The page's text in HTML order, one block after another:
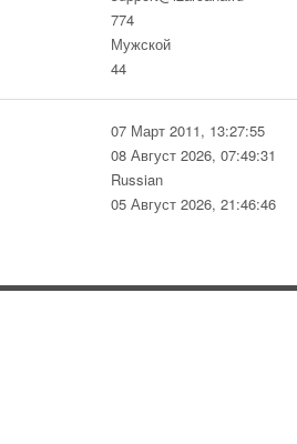
774
Мужской
44
07 Март 2011, 13:27:55
08 Август 2026, 07:49:31
Russian
05 Август 2026, 21:46:46